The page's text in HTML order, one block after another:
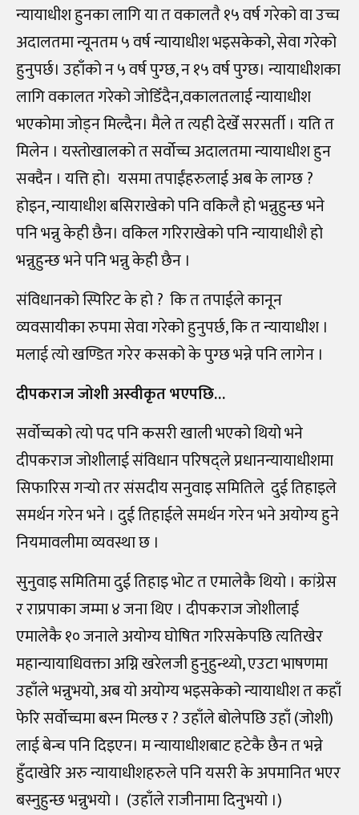
न्यायाधीश हुनका लागि या त वकालतै १५ वर्ष गरेको वा उच्च
अदालतमा न्यूनतम ५ वर्ष न्यायाधीश भइसकेको, सेवा गरेको
हुनुपर्छ। उहाँको न ५ वर्ष पुग्छ, न १५ वर्ष पुग्छ। न्यायाधीशका
लागि वकालत गरेको जोडिँदैन,वकालतलाई न्यायाधीश
भएकोमा जोड्न मिल्दैन। मैले त त्यही देखेँ सरसर्ती । यति त
मिलेन । यस्तोखालको त सर्वोच्च अदालतमा न्यायाधीश हुन
सक्दैन । यत्ति हो। यसमा तपाईंहरुलाई अब के लाग्छ ?
होइन, न्यायाधीश बसिराखेको पनि वकिलै हो भन्नुहुन्छ भने
पनि भन्नु केही छैन। वकिल गरिराखेको पनि न्यायाधीशै हो
भन्नुहुन्छ भने पनि भन्नु केही छैन ।
संविधानको स्पिरिट के हो ? कि त तपाईले कानून
व्यवसायीका रुपमा सेवा गरेको हुनुपर्छ, कि त न्यायाधीश ।
मलाई त्यो खण्डित गरेर कसको के पुग्छ भन्ने पनि लागेन ।
दीपकराज जोशी अस्वीकृत भएपछि…
सर्वोच्चको त्यो पद पनि कसरी खाली भएको थियो भने
दीपकराज जोशीलाई संविधान परिषद्ले प्रधानन्यायाधीशमा
सिफारिस गर्‍यो तर संसदीय सनुवाइ समितिले दुई तिहाइले
समर्थन गरेन भने । दुई तिहाईले समर्थन गरेन भने अयोग्य हुने
नियमावलीमा व्यवस्था छ ।
सुनुवाइ समितिमा दुई तिहाइ भोट त एमालेकै थियो । कांग्रेस
र राप्रपाका जम्मा ४ जना थिए । दीपकराज जोशीलाई
एमालेकै १० जनाले अयोग्य घोषित गरिसकेपछि त्यतिखेर
महान्यायाधिवक्ता अग्नि खरेलजी हुनुहुन्थ्यो, एउटा भाषणमा
उहाँले भन्नुभयो, अब यो अयोग्य भइसकेको न्यायाधीश त कहाँ
फेरि सर्वोच्चमा बस्न मिल्छ र ? उहाँले बोलेपछि उहाँ (जोशी)
लाई बेन्च पनि दिइएन। म न्यायाधीशबाट हटेकै छैन त भन्ने
हुँदाखेरि अरु न्यायाधीशहरुले पनि यसरी के अपमानित भएर
बस्नुहुन्छ भन्नुभयो । (उहाँले राजीनामा दिनुभयो ।)